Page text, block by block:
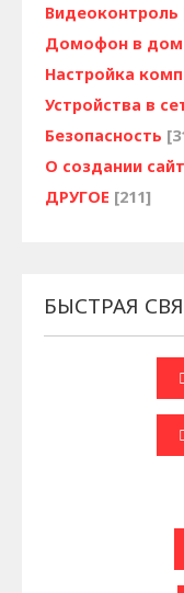
Видеоконтроль
Домофон в дом
Настройка
Устройства в
Безопасность
О создании
ДРУГОЕ [211]
БЫСТРАЯ